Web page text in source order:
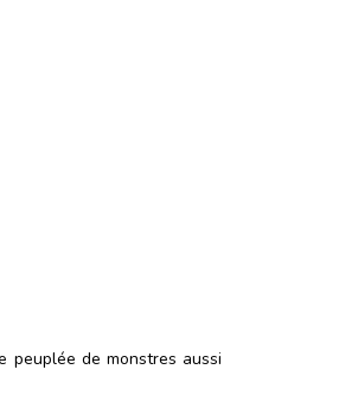
peuplée de monstres aussi